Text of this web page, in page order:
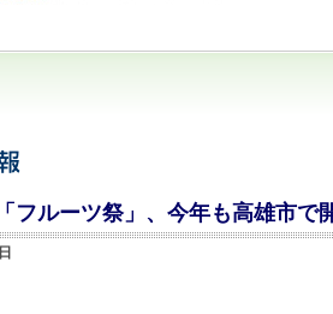
フルーツ祭」、今年も高雄市で